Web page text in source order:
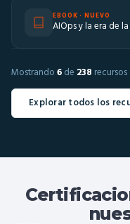
EBOOK · NUEVO
AIOps y la era de
Mostrando6de 238
Explorar todos los